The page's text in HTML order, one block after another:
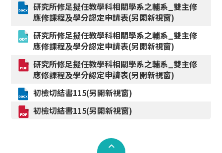
研究所修足擬任教學科相關學系之輔系_雙主修
應修課程及學分認定申請表(另開新視窗)
研究所修足擬任教學科相關學系之輔系_雙主修
應修課程及學分認定申請表(另開新視窗)
研究所修足擬任教學科相關學系之輔系_雙主修
應修課程及學分認定申請表(另開新視窗)
初檢切結書115(另開新視窗)
初檢切結書115(另開新視窗)